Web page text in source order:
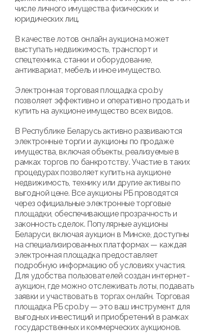
числе личного имущества физических и
юридических лиц.
В качестве лотов онлайн аукциона может
выступать недвижимость, транспорт и
спецтехника, станки и оборудование,
антиквариат, мебель и иное имущество.
Электронная торговая площадка cpo.by
позволяет эффективно и оперативно продать и
купить на аукционе имущество всех видов.
В Республике Беларусь активно развиваются
электронные торги и аукционы по продаже
имущества, включая объекты, реализуемые в
рамках торгов по банкротству. Участие в таких
процедурах позволяет купить на аукционе
недвижимость, технику или другие активы по
выгодной цене. Все аукционы РБ проводятся
через официальные электронные торговые
площадки, обеспечивающие прозрачность и
законность сделок. Популярные аукционы
Беларуси, включая аукцион в Минске, доступны
на специализированных платформах — каждая
электронная площадка предоставляет
подробную информацию об условиях участия.
Для удобства пользователей создан интернет-
аукцион, где можно отслеживать лоты, подавать
заявки и участвовать в торгах онлайн. Торговая
площадка РБ cpo.by — это ваш инструмент для
выгодных инвестиций и приобретений в рамках
государственных и коммерческих аукционов.